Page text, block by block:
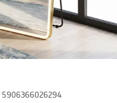
5906366026294